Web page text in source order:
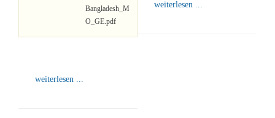
Bangladesh_M
O_GE.pdf
weiterlesen ...
weiterlesen ...